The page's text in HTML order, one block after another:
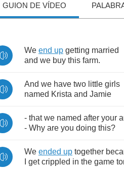
GUION DE VÍDEO
We end up getting married
and we buy this farm.
And we have two little girls
named Krista and Jamie
- that we named after your
- Why are you doing this?
We ended up together
get crippled in the game